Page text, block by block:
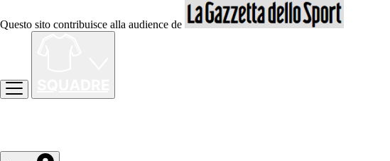
Questo sito contribuisce alla audience de